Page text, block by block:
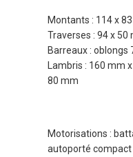
Montants : 114 x
Traverses : 94 x 50
Barreaux : oblongs
Lambris : 160 mm
80 mm
Motorisations :
autoporté compact